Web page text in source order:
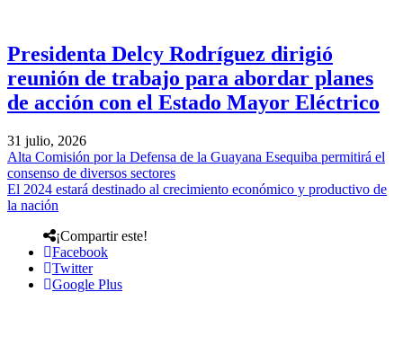
Presidenta Delcy Rodríguez dirigió
reunión de trabajo para abordar planes
de acción con el Estado Mayor Eléctrico
31 julio, 2026
Alta Comisión por la Defensa de la Guayana Esequiba permitirá el
consenso de diversos sectores
El 2024 estará destinado al crecimiento económico y productivo de
la nación
¡Compartir este!
Facebook
Twitter
Google Plus